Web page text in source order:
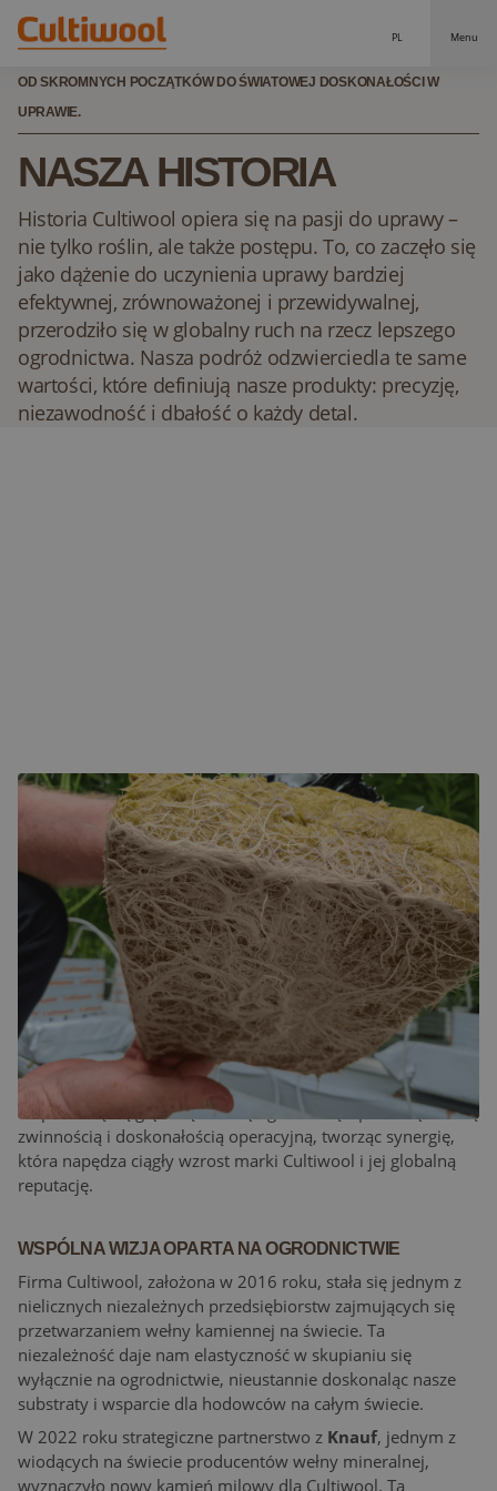
PL Menu
Cultiwool Prime
O nas
Nasza historia
Nasz zespół
Aktualności
Kontakt
OD SKROMNYCH POCZĄTKÓW DO ŚWIATOWEJ DOSKONAŁOŚCI W
UPRAWIE.
NASZA HISTORIA
Historia Cultiwool opiera się na pasji do uprawy –
nie tylko roślin, ale także postępu. To, co zaczęło się
jako dążenie do uczynienia uprawy bardziej
efektywnej, zrównoważonej i przewidywalnej,
przerodziło się w globalny ruch na rzecz lepszego
ogrodnictwa. Nasza podróż odzwierciedla te same
wartości, które definiują nasze produkty: precyzję,
niezawodność i dbałość o każdy detal.
OD PASJI DO CELU
Firma Cultiwool została założona na prostym przekonaniu,
że wysokiej jakości podłoża mogą pomóc hodowcom w
osiąganiu bardziej zrównoważonej, przewidywalnej i
wydajnej uprawy. To, co zaczęło się jako niewielka
inicjatywa, stało się zaufaną marką w profesjonalnym
ogrodnictwie na całym świecie.
GDY DOŚWIADCZENIE SPOTYKA INNOWACJĘ
Cultiwool opiera się na fundamencie dwóch
profesjonalistów, z których każdy wnosi unikalne atuty.
Wspólnie łączą głęboką wiedzę ogrodniczą z przedsiębiorczą
zwinnością i doskonałością operacyjną, tworząc synergię,
która napędza ciągły wzrost marki Cultiwool i jej globalną
reputację.
WSPÓLNA WIZJA OPARTA NA OGRODNICTWIE
Firma Cultiwool, założona w 2016 roku, stała się jednym z
nielicznych niezależnych przedsiębiorstw zajmujących się
przetwarzaniem wełny kamiennej na świecie. Ta
niezależność daje nam elastyczność w skupianiu się
wyłącznie na ogrodnictwie, nieustannie doskonaląc nasze
substraty i wsparcie dla hodowców na całym świecie.
W 2022 roku strategiczne partnerstwo z Knauf, jednym z
wiodących na świecie producentów wełny mineralnej,
wyznaczyło nowy kamień milowy dla Cultiwool. Ta